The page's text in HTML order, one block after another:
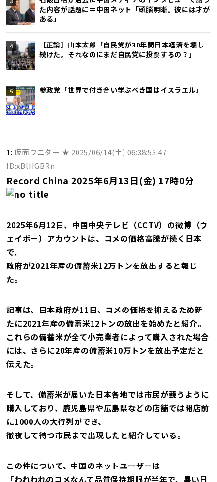
た内容が話題に＝中国ネット「頭脳明晰。彼には才が
ある」
【正論】山本太郎「自民党が30年間日本経済を壊し
続けた。それなのにまだ自民党に投票するの？」
参政党「世界で付き合い学ぶべき国はイスラエル」
1: 仮面ウニダー ★ 2025/06/14(土) 06:38:53.47
ID:xBlHGBRn
Record China 2025年6月13日(金) 17時0分
2025年6月12日、中国中央テレビ（CCTV）の微博（ウ
ェイボー）アカウントは、コメの価格高騰が続く日本
で、
政府が2021年産の備蓄米12万トンを放出すると報じ
た。
記事は、日本政府が11日、コメの価格を抑えるため新
たに2021年産の備蓄米12トンの放出を始めたと紹介。
これらの備蓄米が全て小売業者によって購入された場合
には、さらに20年産の備蓄米10万トンを放出予定だと
伝えた。
そして、備蓄米が届いた日本各地では市民が競うように
購入しており、鹿児島県や広島県などの店舗では開店前
に1000人の大行列ができ、
徹夜して待つ市民まで出現したと紹介している。
この件について、中国のネットユーザーは
「われわれのコメなんて品質保持期限が半年で、暑い日